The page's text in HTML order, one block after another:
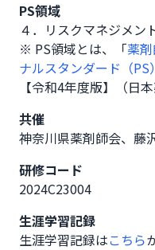
PS領域
４．リスクマネジメン
※ PS領域とは、「薬
ナルスタンダード（PS）
【令和4年度版】（日
共催
神奈川県薬剤師会、藤
研修コード
2024C23004
生涯学習記録
生涯学習記録はこちら